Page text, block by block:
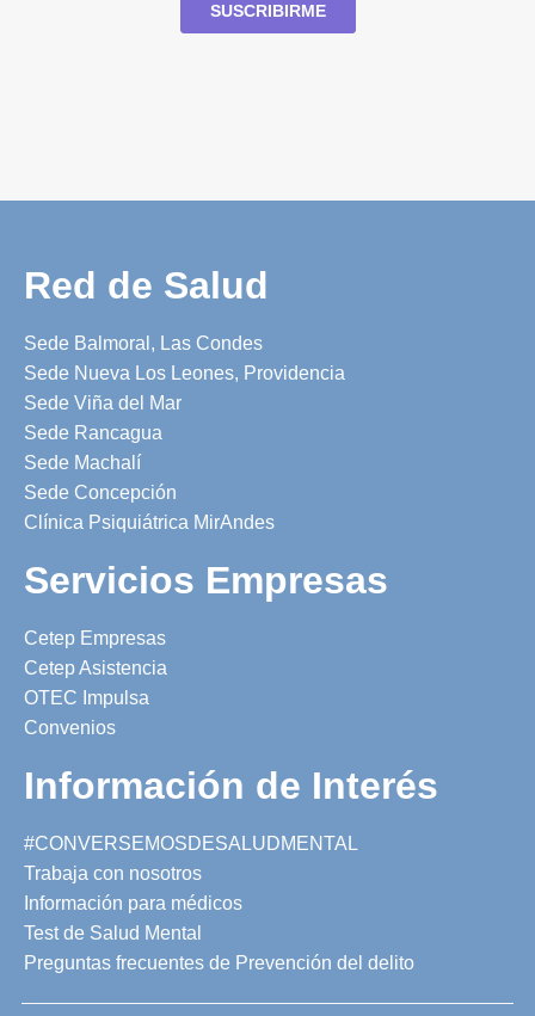
Red de Salud
Sede Balmoral, Las Condes
Sede Nueva Los Leones, Providencia
Sede Viña del Mar
Sede Rancagua
Sede Machalí
Sede Concepción
Clínica Psiquiátrica MirAndes
Servicios Empresas
Cetep Empresas
Cetep Asistencia
OTEC Impulsa
Convenios
Información de Interés
#CONVERSEMOSDESALUDMENTAL
Trabaja con nosotros
Información para médicos
Test de Salud Mental
Preguntas frecuentes de Prevención del delito